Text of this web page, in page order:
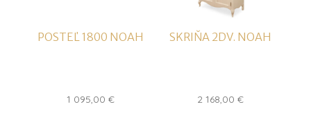
POSTEĽ 1800 NOAH
1 095,00€
SKRIŇA 2DV. NOAH
2 168,00 €